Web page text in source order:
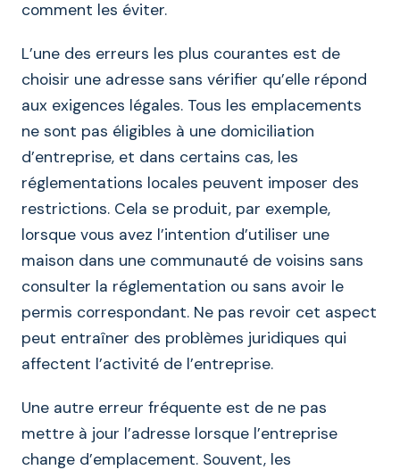
comment les éviter.
L’une des erreurs les plus courantes est de
choisir une adresse sans vérifier qu’elle répond
aux exigences légales. Tous les emplacements
ne sont pas éligibles à une domiciliation
d’entreprise, et dans certains cas, les
réglementations locales peuvent imposer des
restrictions. Cela se produit, par exemple,
lorsque vous avez l’intention d’utiliser une
maison dans une communauté de voisins sans
consulter la réglementation ou sans avoir le
permis correspondant. Ne pas revoir cet aspect
peut entraîner des problèmes juridiques qui
affectent l’activité de l’entreprise.
Une autre erreur fréquente est de ne pas
mettre à jour l’adresse lorsque l’entreprise
change d’emplacement. Souvent, les